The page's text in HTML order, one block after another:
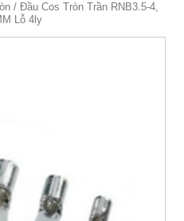
/ Đầu Cos Tròn Trần RNB3.5-4,
Lỗ 4ly